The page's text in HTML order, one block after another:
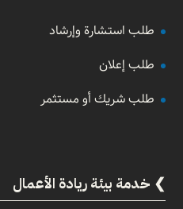
طلب استشارة وإرشاد
طلب إعلان
طلب شريك أو مستثمر
خدمة بيئة ريادة الأعمال